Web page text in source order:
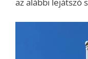
az alábbi lejátszó